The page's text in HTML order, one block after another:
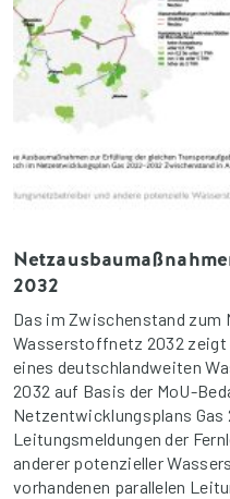
2032
Das im Zwischenstand zum
Wasserstoffnetz 2032 zeigt
eines deutschlandweiten
2032 auf Basis der MoU-
Netzentwicklungsplans Gas
Leitungsmeldungen der
anderer potenzieller
vorhandenen parallelen